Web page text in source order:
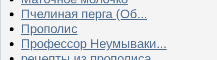
Пчелиная перга (Об...
Прополис
Профессор Неумываки...